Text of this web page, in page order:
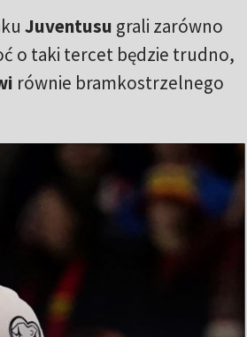
Juventusu grali zarówno
o taki tercet będzie trudno,
równie bramkostrzelnego